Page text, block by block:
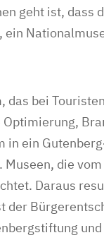
geht ist, dass
das bei
in ein
Museen, die
Daraus
der